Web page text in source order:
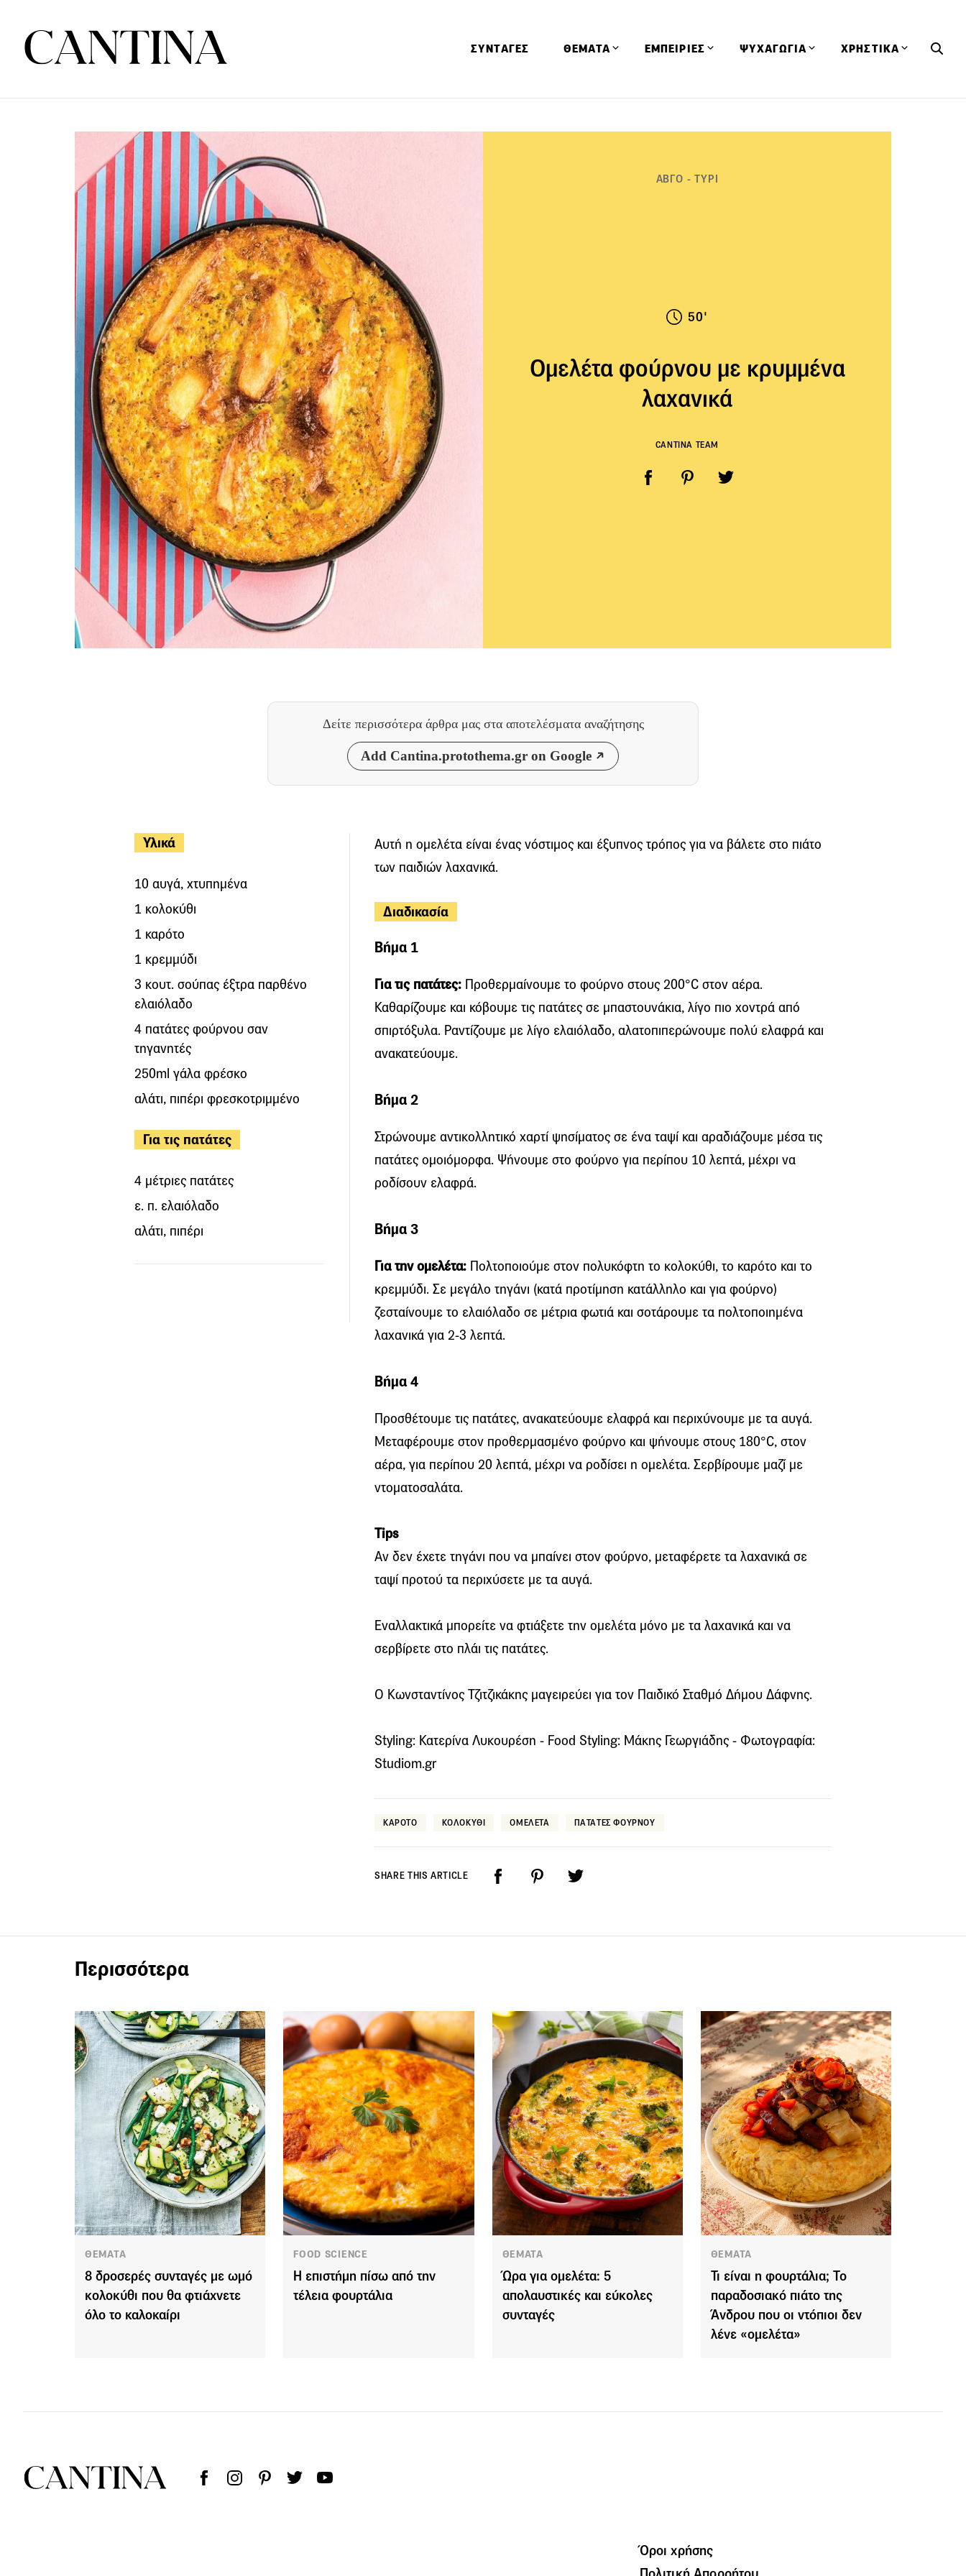
ΣΥΝΤΑΓΕΣ ΘΕΜΑΤΑ ΕΜΠΕΙΡΙΕΣ ΨΥΧΑΓΩΓΙΑ ΧΡΗΣΤΙΚΑ
ΑΒΓΟ - ΤΥΡΙ
50'
Ομελέτα φούρνου με κρυμμένα
λαχανικά
CANTINA TEAM
Δείτε περισσότερα άρθρα μας στα αποτελέσματα αναζήτησης
Add Cantina.protothema.gr on Google
Υλικά
10 αυγά, χτυπημένα
1 κολοκύθι
1 καρότο
1 κρεμμύδι
3 κουτ. σούπας έξτρα παρθένο
ελαιόλαδο
4 πατάτες φούρνου σαν
τηγανητές
250ml γάλα φρέσκο
αλάτι, πιπέρι φρεσκοτριμμένο
Για τις πατάτες
4 μέτριες πατάτες
ε. π. ελαιόλαδο
αλάτι, πιπέρι
Αυτή η ομελέτα είναι ένας νόστιμος και έξυπνος τρόπος για να βάλετε στο πιάτο
των παιδιών λαχανικά.
Διαδικασία
Βήμα 1
Για τις πατάτες: Προθερμαίνουμε το φούρνο στους 200°C στον αέρα.
Καθαρίζουμε και κόβουμε τις πατάτες σε μπαστουνάκια, λίγο πιο χοντρά από
σπιρτόξυλα. Ραντίζουμε με λίγο ελαιόλαδο, αλατοπιπερώνουμε πολύ ελαφρά και
ανακατεύουμε.
Βήμα 2
Στρώνουμε αντικολλητικό χαρτί ψησίματος σε ένα ταψί και αραδιάζουμε μέσα τις
πατάτες ομοιόμορφα. Ψήνουμε στο φούρνο για περίπου 10 λεπτά, μέχρι να
ροδίσουν ελαφρά.
Βήμα 3
Για την ομελέτα: Πολτοποιούμε στον πολυκόφτη το κολοκύθι, το καρότο και το
κρεμμύδι. Σε μεγάλο τηγάνι (κατά προτίμηση κατάλληλο και για φούρνο)
ζεσταίνουμε το ελαιόλαδο σε μέτρια φωτιά και σοτάρουμε τα πολτοποιημένα
λαχανικά για 2-3 λεπτά.
Βήμα 4
Προσθέτουμε τις πατάτες, ανακατεύουμε ελαφρά και περιχύνουμε με τα αυγά.
Μεταφέρουμε στον προθερμασμένο φούρνο και ψήνουμε στους 180°C, στον
αέρα, για περίπου 20 λεπτά, μέχρι να ροδίσει η ομελέτα. Σερβίρουμε μαζί με
ντοματοσαλάτα.
Τips
Αν δεν έχετε τηγάνι που να μπαίνει στον φούρνο, μεταφέρετε τα λαχανικά σε
ταψί προτού τα περιχύσετε με τα αυγά.
Εναλλακτικά μπορείτε να φτιάξετε την ομελέτα μόνο με τα λαχανικά και να
σερβίρετε στο πλάι τις πατάτες.
Ο Κωνσταντίνος Τζιτζικάκης μαγειρεύει για τον Παιδικό Σταθμό Δήμου Δάφνης.
Styling: Κατερίνα Λυκουρέση - Food Styling: Μάκης Γεωργιάδης - Φωτογραφία:
Studiom.gr
ΚΑΡΟΤΟ ΚΟΛΟΚΥΘΙ ΟΜΕΛΕΤΑ ΠΑΤΑΤΕΣ ΦΟΥΡΝΟΥ
SHARE THIS ARTICLE
Περισσότερα
ΘΕΜΑΤΑ
8 δροσερές συνταγές με ωμό
κολοκύθι που θα φτιάχνετε
όλο το καλοκαίρι
FOOD SCIENCE
Η επιστήμη πίσω από την
τέλεια φουρτάλια
ΘΕΜΑΤΑ
Ώρα για ομελέτα: 5
απολαυστικές και εύκολες
συνταγές
ΘΕΜΑΤΑ
Τι είναι η φουρτάλια; Το
παραδοσιακό πιάτο της
Άνδρου που οι ντόπιοι δεν
λένε «ομελέτα»
Όροι χρήσης